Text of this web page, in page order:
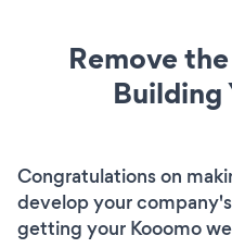
Remove
Building
Congratulations on
develop your
getting your Kooomo